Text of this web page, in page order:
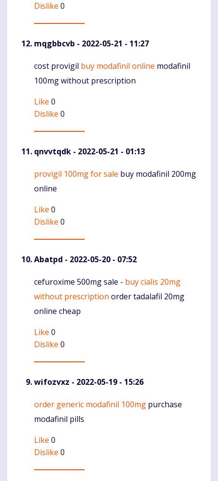
Dislike 0
mqgbbcvb - 2022-05-21 - 11:27
Komentaras
cost provigil buy modafinil online modafinil
100mg without prescription
Like 0
Dislike 0
qnvvtqdk - 2022-05-21 - 01:13
Komentaras
provigil 100mg for sale buy modafinil 200mg
online
Like 0
Dislike 0
Abatpd - 2022-05-20 - 07:52
Komentaras
cefuroxime 500mg sale - buy cialis 20mg
without prescription order tadalafil 20mg
online cheap
Like 0
Dislike 0
wifozvxz - 2022-05-19 - 15:26
Komentaras
order generic modafinil 100mg purchase
modafinil pills
Like 0
Dislike 0